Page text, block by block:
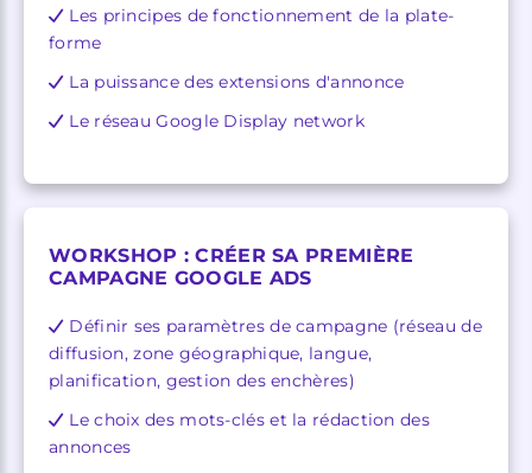
Les principes de fonctionnement de la plate-
forme
La puissance des extensions d'annonce
Le réseau Google Display network
WORKSHOP : CRÉER SA PREMIÈRE
CAMPAGNE GOOGLE ADS
Définir ses paramètres de campagne (réseau de
diffusion, zone géographique, langue,
planification, gestion des enchères)
Le choix des mots-clés et la rédaction des
annonces